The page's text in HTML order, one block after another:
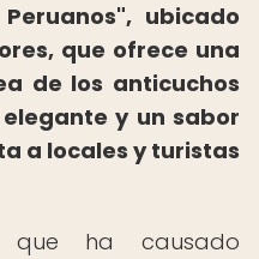
ubicado
que ofrece una
de los anticuchos
y un sabor
a locales y turistas
que ha causado